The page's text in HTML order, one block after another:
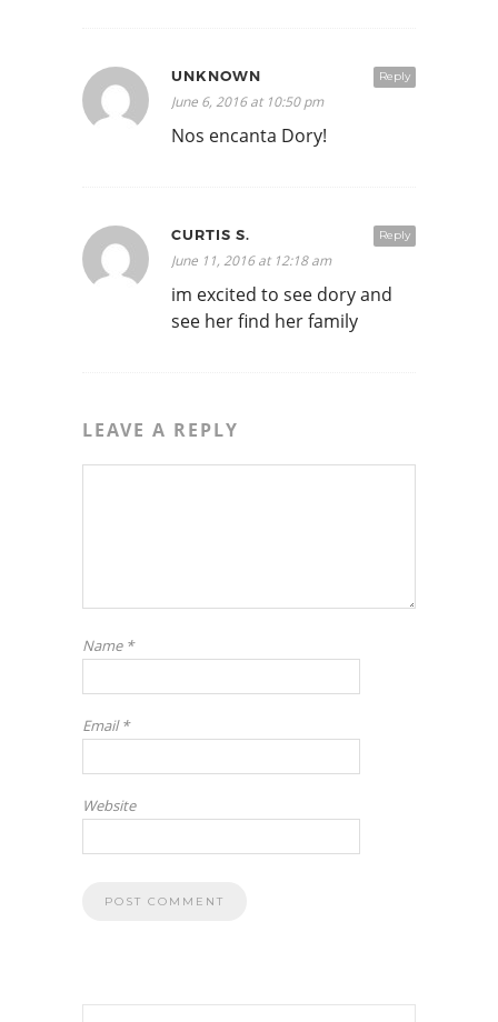
Reply
UNKNOWN
June 6, 2016 at 10:50 pm
Nos encanta Dory!
Reply
CURTIS S.
June 11, 2016 at 12:18 am
im excited to see dory and
see her find her family
LEAVE A REPLY
Name *
Email*
Website